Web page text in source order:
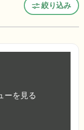
絞り込み